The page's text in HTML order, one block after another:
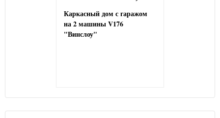
Каркасный дом с гаражом
на 2 машины V176
"Винслоу"